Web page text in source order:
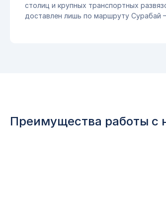
столиц и крупных транспортных
доставлен лишь по маршруту Сурабай
Преимущества работы с